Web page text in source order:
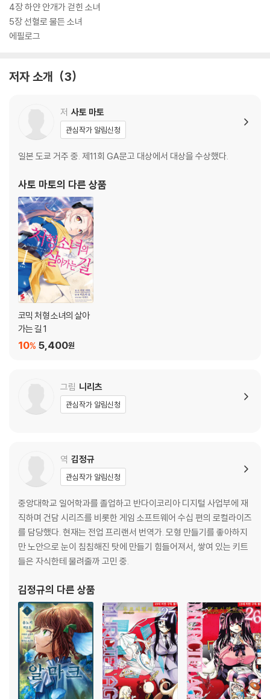
4장 하얀 안개가 걷힌 소녀
5장 선혈로 물든 소녀
에필로그
저자 소개 3
저 사토 마토
관심작가 알림신청
일본 도쿄 거주 중. 제11회 GA문고 대상에서 대상을 수상했다.
사토 마토의 다른 상품
코믹 처형 소녀의 살아
가는 길 1
5,400원
10%
그림 니리츠
관심작가 알림신청
역 김정규
관심작가 알림신청
중앙대학교 일어학과를 졸업하고 반다이코리아 디지털 사업부에 재
직하며 건담 시리즈를 비롯한 게임 소프트웨어 수십 편의 로컬라이즈
를 담당했다. 현재는 전업 프리랜서 번역가. 모형 만들기를 좋아하지
만 노안으로 눈이 침침해진 탓에 만들기 힘들어져서, 쌓여 있는 키트
들은 자식한테 물려줄까 고민 중.
김정규의 다른 상품